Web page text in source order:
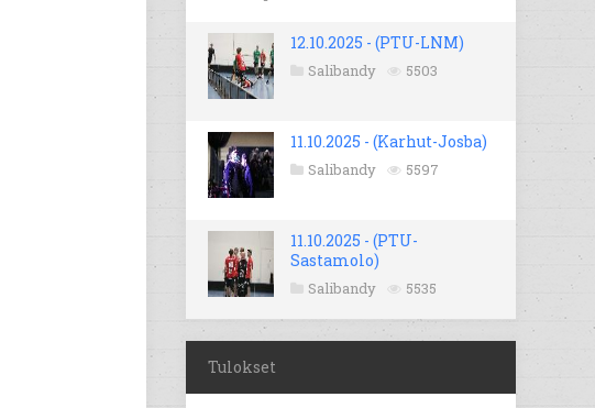
12.10.2025 - (PTU-LNM)
Salibandy 5503
11.10.2025 - (Karhut-Josba)
Salibandy 5597
11.10.2025 - (PTU-
Sastamolo)
Salibandy 5535
Tulokset